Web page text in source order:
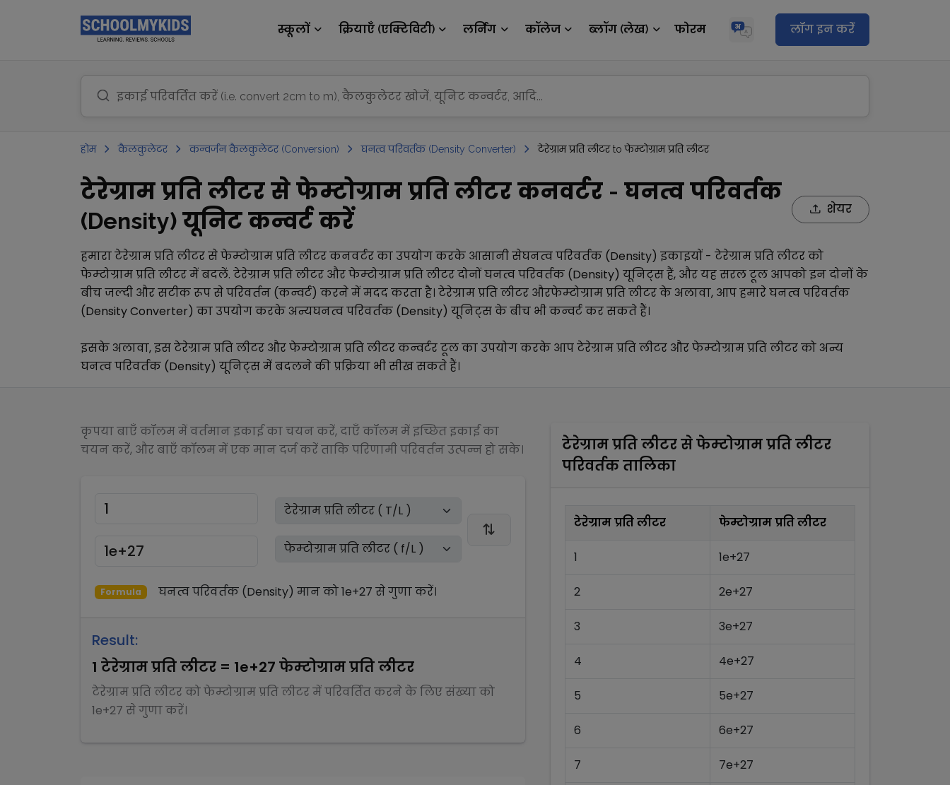
स्कूलों क्रियाएँ (एक्टिविटी) लर्निंग कॉलेज ब्लॉग (लेख) फोरम लॉग इन करेंं
होम कैलकुलेटर कन्वर्जन कैलकुलेटर (Conversion) घनत्व परिवर्तक (Density Converter) टेरेग्राम प्रति लीटर to फेम्टोग्राम प्रति लीटर
टेरेग्राम प्रति लीटर से फेम्टोग्राम प्रति लीटर कनवर्टर - घनत्व परिवर्तक
(Density) यूनिट कन्वर्ट करें
शेयर
हमाराटेरेग्राम प्रति लीटरसेफेम्टोग्राम प्रति लीटरकनवर्टर का उपयोग करके आसानी सेघनत्व परिवर्तक (Density) इकाइयों - टेरेग्राम प्रति लीटरको
फेम्टोग्राम प्रति लीटरमें बदलें. टेरेग्राम प्रति लीटर औरफेम्टोग्राम प्रति लीटरदोनोंघनत्व परिवर्तक (Density) यूनिट्स हैं, और यह सरल टूल आपको इन दोनों के
बीच जल्दी और सटीक रूप से परिवर्तन (कन्वर्ट) करने में मदद करता है। टेरेग्राम प्रति लीटर औरफेम्टोग्राम प्रति लीटरके अलावा, आप हमारेघनत्व परिवर्तक
(Density Converter) का उपयोग करके अन्यघनत्व परिवर्तक (Density) यूनिट्स के बीच भी कन्वर्ट कर सकते हैं।
इसके अलावा, इसटेरेग्राम प्रति लीटर औरफेम्टोग्राम प्रति लीटरकन्वर्टर टूल का उपयोग करके आपटेरेग्राम प्रति लीटर औरफेम्टोग्राम प्रति लीटरको अन्य
घनत्व परिवर्तक (Density) यूनिट्स में बदलने की प्रक्रिया भी सीख सकते हैं।
कृपया बाएँ कॉलम में वर्तमान इकाई का चयन करें, दाएँ कॉलम में इच्छित इकाई का
चयन करें, और बाएँ कॉलम में एक मान दर्ज करें ताकि परिणामी परिवर्तन उत्पन्न हो सके।
Formula घनत्व परिवर्तक (Density) मान को1e+27 सेगुणाकरें।
Result:
1 टेरेग्राम प्रति लीटर = 1e+27 फेम्टोग्राम प्रति लीटर
टेरेग्राम प्रति लीटरकोफेम्टोग्राम प्रति लीटरमें परिवर्तित करने के लिए संख्या को
1e+27 सेगुणाकरें।
टेरेग्राम प्रति लीटरसेफेम्टोग्राम प्रति लीटर
परिवर्तक तालिका
टेरेग्राम प्रति लीटर फेम्टोग्राम प्रति लीटर
1 1e+27
2 2e+27
3 3e+27
4 4e+27
5 5e+27
6 6e+27
7 7e+27